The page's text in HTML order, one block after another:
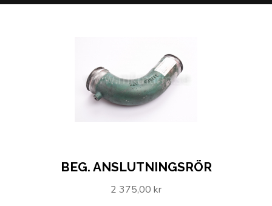
BEG. ANSLUTNINGSRÖR
2 375,00 kr